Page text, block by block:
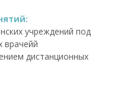
учреждений под
врачейй
дистанционных